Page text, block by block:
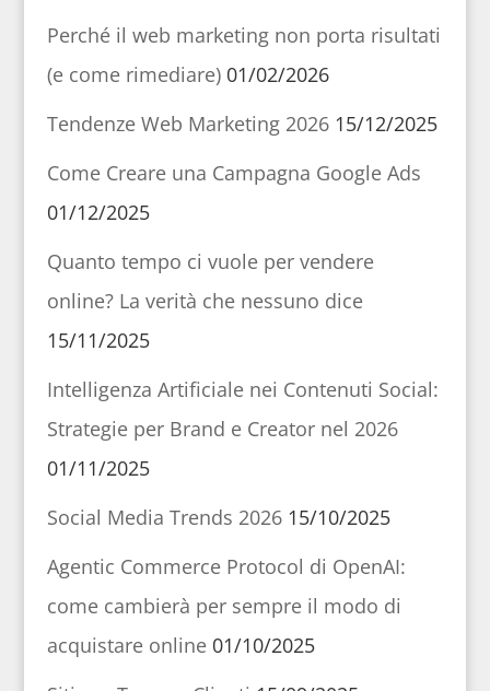
Perché il web marketing non porta risultati
(e come rimediare) 01/02/2026
Tendenze Web Marketing 2026 15/12/2025
Come Creare una Campagna Google Ads
01/12/2025
Quanto tempo ci vuole per vendere
online? La verità che nessuno dice
15/11/2025
Intelligenza Artificiale nei Contenuti Social:
Strategie per Brand e Creator nel 2026
01/11/2025
Social Media Trends 2026 15/10/2025
Agentic Commerce Protocol di OpenAI:
come cambierà per sempre il modo di
acquistare online 01/10/2025